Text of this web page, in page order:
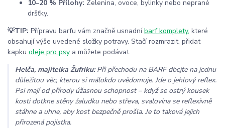
10–20 % Přílohy: Zelenina, ovoce, bylinky nebo neprané
dršťky.
💡TIP: Přípravu barfu vám značně usnadníbarf komplety, které
obsahují výše uvedené složky potravy. Stačí rozmrazit, přidat
kapku oleje pro psy a můžete podávat.
Helča, majitelka Žufriku:Při přechodu na BARF dbejte na jednu
důležitou věc, kterou si málokdo uvědomuje. Jde o jehlový reflex.
Psi mají od přírody úžasnou schopnost – když se ostrý kousek
kosti dotkne stěny žaludku nebo střeva, svalovina se reflexivně
stáhne a uhne, aby kost bezpečně prošla. Je to taková jejich
přirozená pojistka.